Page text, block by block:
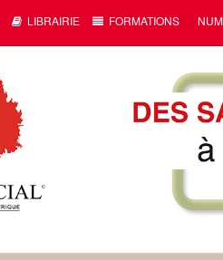
LIBRAIRIE FORMATIONS